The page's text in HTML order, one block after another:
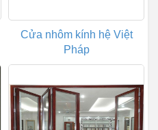
Cửa nhôm kính hệ Việt
Pháp